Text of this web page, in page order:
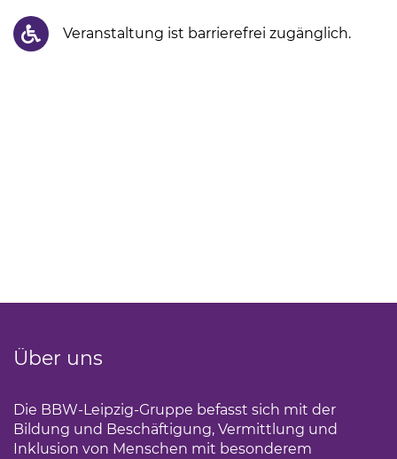
Veranstaltung ist barrierefrei zugänglich.
Über uns
Die BBW-Leipzig-Gruppe befasst sich mit der
Bildung und Beschäftigung, Vermittlung und
Inklusion von Menschen mit besonderem